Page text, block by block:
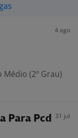
4 ago
Médio (2º Grau)
Para Pcd 31 jul